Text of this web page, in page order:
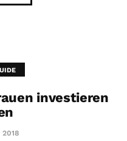
investieren
2018